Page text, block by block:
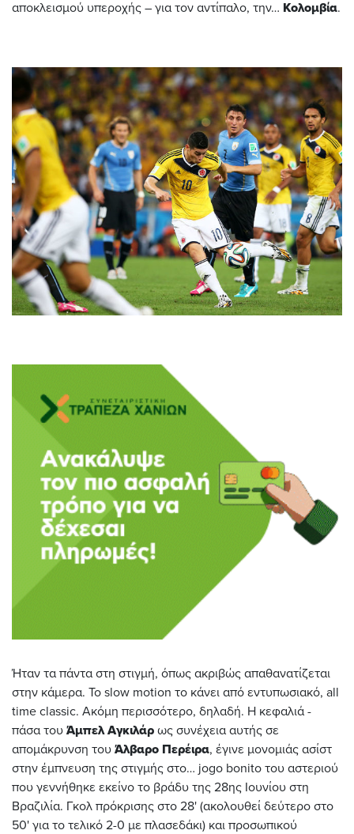
αποκλεισμού υπεροχής – για τον αντίπαλο, την… Κολομβία.
Ήταν τα πάντα στη στιγμή, όπως ακριβώς απαθανατίζεται
στην κάμερα. Το slow motion το κάνει από εντυπωσιακό, all
time classic. Ακόμη περισσότερο, δηλαδή. Η κεφαλιά -
πάσα του Άμπελ Αγκιλάρ ως συνέχεια αυτής σε
απομάκρυνση του Άλβαρο Περέιρα, έγινε μονομιάς ασίστ
στην έμπνευση της στιγμής στο… jogo bonito του αστεριού
που γεννήθηκε εκείνο το βράδυ της 28ης Ιουνίου στη
Βραζιλία. Γκολ πρόκρισης στο 28' (ακολουθεί δεύτερο στο
50' για το τελικό 2-0 με πλασεδάκι) και προσωπικού